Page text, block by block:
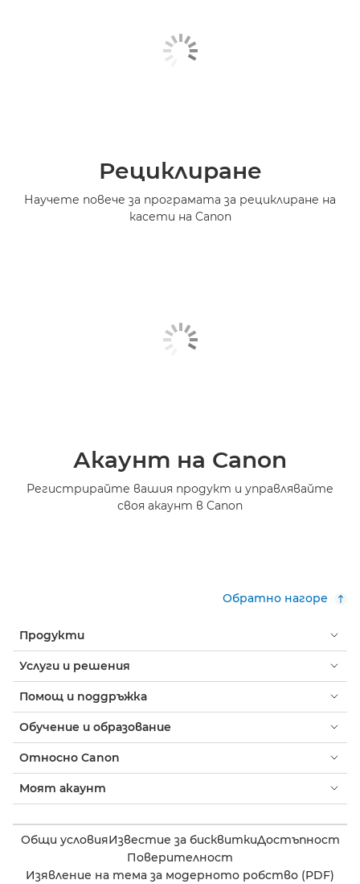
Рециклиране
Научете повече за програмата за рециклиране на
касети на Canon
Акаунт на Canon
Регистрирайте вашия продукт и управлявайте
своя акаунт в Canon
Обратно нагоре
Продукти
Услуги и решения
Помощ и поддръжка
Обучение и образование
Относно Canon
Моят акаунт
Общи условияИзвестие за бисквиткиДостъпност
Поверителност
Изявление на тема за модерното робство (PDF)